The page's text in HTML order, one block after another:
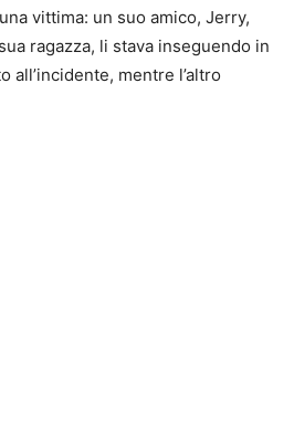
vittima: un suo amico, Jerry,
ragazza, li stava inseguendo in
all’incidente, mentre l’altro